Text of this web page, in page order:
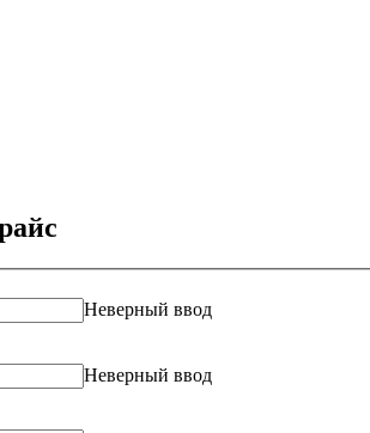
Неверный ввод
Неверный ввод